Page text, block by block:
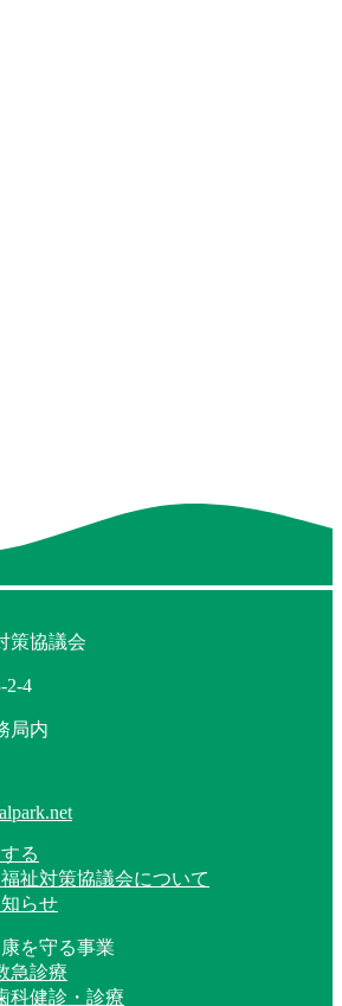
策協議会
2-4
局内
る
祉対策協議会について
らせ
を守る事業
急診療
科健診・診療